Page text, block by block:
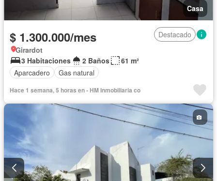
Casa
$ 1.300.000/mes
Destacado
Girardot
3 Habitaciones
2 Baños
61 m²
Aparcadero
Gas natural
Hace 1 semana, 5 horas en - HM Inmobiliaria co